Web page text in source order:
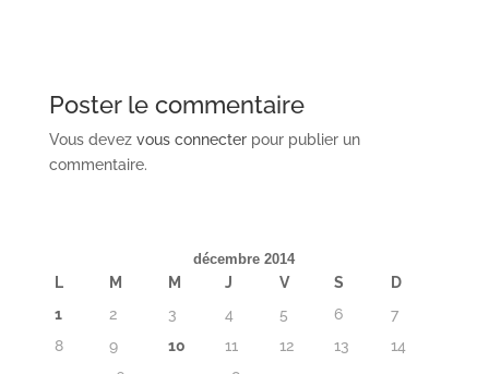
Poster le commentaire
Vous devez vous connecterpour publier un
commentaire.
décembre 2014
L M M J V S
D
1
2 3 4 5 6
7
8
9 10 11 12 13
14